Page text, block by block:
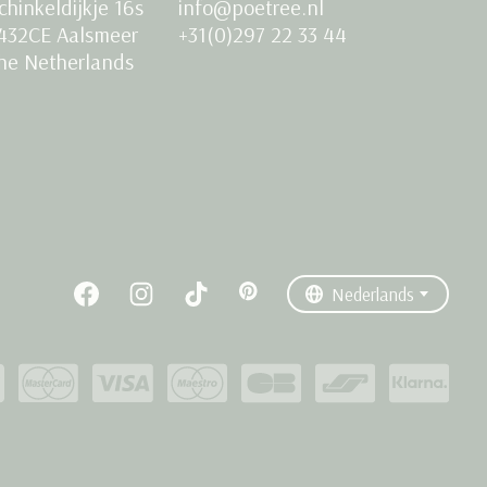
16s
Aalsmeer
Netherlands
info@poetree.nl
+31(0)297 22 33 44
Nederlands